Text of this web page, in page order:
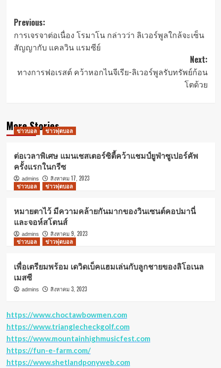
Post
navigation
Previous:
การเจรจาต่อเนื่อง โรมาโน กล่าวว่า ลิเวอร์พูลใกล้จะเซ็น
สัญญากับ แคลวิน แรมซีย์
Next:
ทางการฟอเรสต์ คว้าหอกไนจีเรีย-ลิเวอร์พูลรับทรัพย์ก้อน
โตด้วย
More Stories
ข่าวบอล ข่าวฟุตบอล
ต่อเวลาพิเศษ แมนเชสเตอร์ซิตี้คว้าแชมป์ยูฟ่าซูเปอร์คัพ
ครั้งแรกในกรีซ
admins
สิงหาคม 17, 2023
ข่าวบอล
ข่าวฟุตบอล
หมายตาไว้ มีความคล้ายกันมากของวินเซนต์คอปมานี่
และจอห์สโตนส์
admins
สิงหาคม 9, 2023
ข่าวบอล
ข่าวฟุตบอล
เพื่อเตรียมพร้อม เดวิดเบ็คแฮมเล่นกับลูกชายของลิโอเนล
เมสซี
admins สิงหาคม 3, 2023
https://www.choctawbowmen.com
https://www.trianglecheckgolf.com
https://www.mountainhighmusicfest.com
https://fun-e-farm.com/
https://www.shetlandponyweb.com